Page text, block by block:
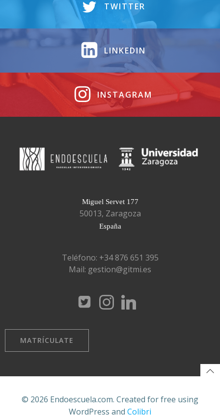
TWITTER
LINKEDIN
INSTAGRAM
Miguel Servet 177
50013, Zaragoza
España
Teléfono: +34 876 651 395
Mail: gestion@gitmi.es
MATRÍCULATE
© 2026 Endoescuela.com. Created for free using
WordPress and Colibri